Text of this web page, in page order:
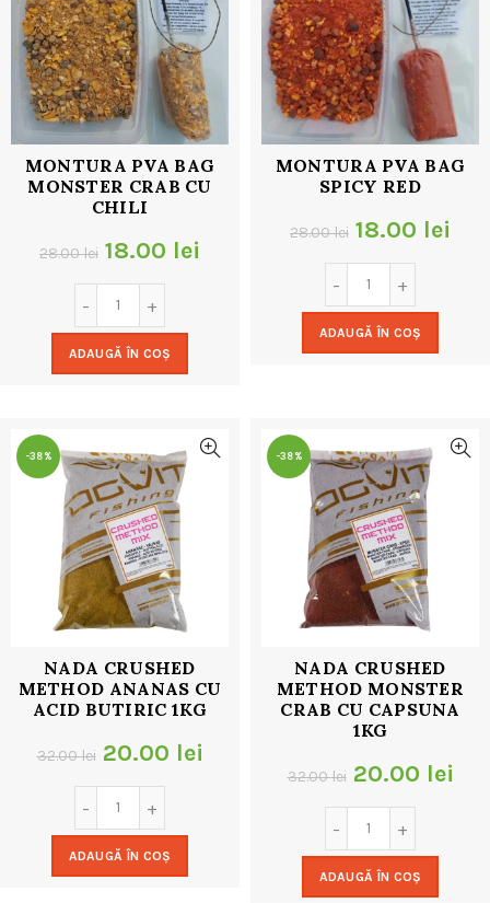
MONTURA PVA BAG
MONSTER CRAB CU
CHILI
28.00lei Prețul
inițial
a
fost:
18.00 lei
ADAUGĂ ÎN COȘ
MONTURA PVA BAG
SPICY RED
28.00lei Prețul
inițial
a
fost:
18.00 lei
ADAUGĂ ÎN COȘ
-38%
NADA CRUSHED
METHOD ANANAS CU
ACID BUTIRIC 1KG
32.00lei Prețul
inițial
a
fost:
20.00 lei
ADAUGĂ ÎN COȘ
-38%
NADA CRUSHED
METHOD MONSTER
CRAB CU CAPSUNA
1KG
32.00lei Prețul
inițial
a
fost:
20.00 lei
ADAUGĂ ÎN COȘ